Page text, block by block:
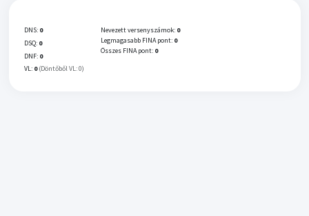
DNS: 0
DSQ: 0
DNF: 0
VL: 0 (Döntőből VL: 0)
Nevezett versenyszámok: 0
Legmagasabb FINA pont: 0
Összes FINA pont: 0